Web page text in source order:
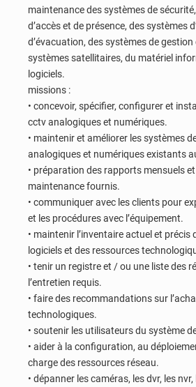
maintenance des systèmes de
d’accès et de présence, des systèmes
d’évacuation, des systèmes de
systèmes satellitaires, du matériel
logiciels.
missions :
• concevoir, spécifier, configurer et
cctv analogiques et numériques.
• maintenir et améliorer les systèmes
analogiques et numériques existants
• préparation des rapports mensuels
maintenance fournis.
• communiquer avec les clients pour
et les procédures avec l’équipement.
• maintenir l’inventaire actuel et précis
logiciels et des ressources
• tenir un registre et / ou une liste des
l’entretien requis.
• faire des recommandations sur
technologiques.
• soutenir les utilisateurs du système
• aider à la configuration, au
charge des ressources réseau.
• dépanner les caméras, les dvr, les